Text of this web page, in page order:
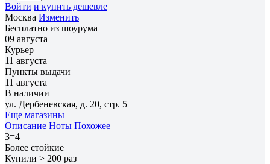
Войти и купить дешевле
Москва Изменить
Бесплатно из шоурума
09 августа
Курьер
11 августа
Пункты выдачи
11 августа
В наличии
ул. Дербеневская, д. 20, стр. 5
Еще магазины
Описание Ноты Похожее
3=4
Более стойкие
Купили > 200 раз